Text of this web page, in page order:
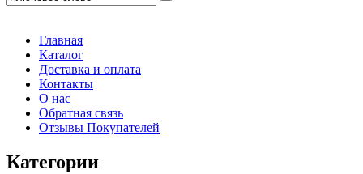
Главная
Каталог
Доставка и оплата
Контакты
О нас
Обратная связь
Отзывы Покупателей
Категории